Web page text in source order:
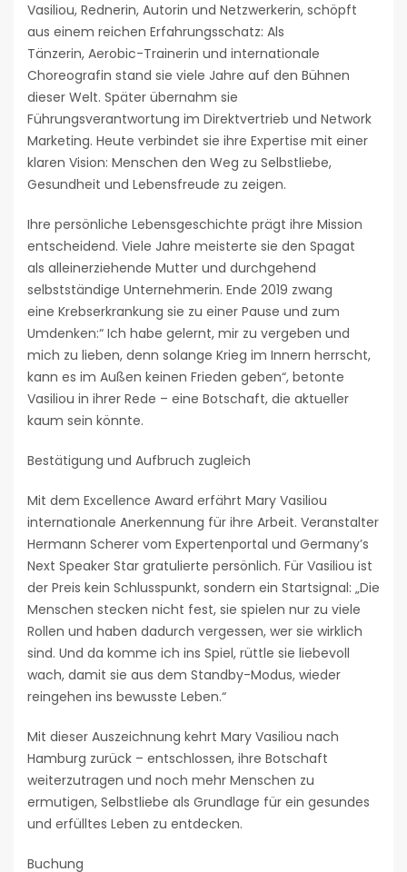
Vasiliou, Rednerin, Autorin und Netzwerkerin, schöpft
aus einem reichen Erfahrungsschatz: Als
Tänzerin, Aerobic-Trainerin und internationale
Choreografin stand sie viele Jahre auf den Bühnen
dieser Welt. Später übernahm sie
Führungsverantwortung im Direktvertrieb und Network
Marketing. Heute verbindet sie ihre Expertise mit einer
klaren Vision: Menschen den Weg zu Selbstliebe,
Gesundheit und Lebensfreude zu zeigen.
Ihre persönliche Lebensgeschichte prägt ihre Mission
entscheidend. Viele Jahre meisterte sie den Spagat
als alleinerziehende Mutter und durchgehend
selbstständige Unternehmerin. Ende 2019 zwang
eine Krebserkrankung sie zu einer Pause und zum
Umdenken:“ Ich habe gelernt, mir zu vergeben und
mich zu lieben, denn solange Krieg im Innern herrscht,
kann es im Außen keinen Frieden geben“, betonte
Vasiliou in ihrer Rede – eine Botschaft, die aktueller
kaum sein könnte.
Bestätigung und Aufbruch zugleich
Mit dem Excellence Award erfährt Mary Vasiliou
internationale Anerkennung für ihre Arbeit. Veranstalter
Hermann Scherer vom Expertenportal und Germany’s
Next Speaker Star gratulierte persönlich. Für Vasiliou ist
der Preis kein Schlusspunkt, sondern ein Startsignal: „Die
Menschen stecken nicht fest, sie spielen nur zu viele
Rollen und haben dadurch vergessen, wer sie wirklich
sind. Und da komme ich ins Spiel, rüttle sie liebevoll
wach, damit sie aus dem Standby-Modus, wieder
reingehen ins bewusste Leben.“
Mit dieser Auszeichnung kehrt Mary Vasiliou nach
Hamburg zurück – entschlossen, ihre Botschaft
weiterzutragen und noch mehr Menschen zu
ermutigen, Selbstliebe als Grundlage für ein gesundes
und erfülltes Leben zu entdecken.
Buchung